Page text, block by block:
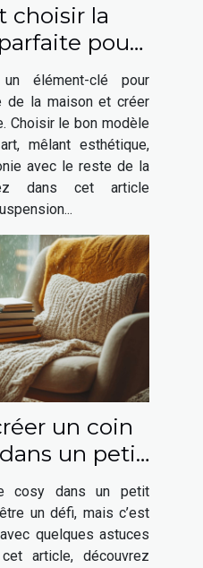
choisir la
pour
de votre
?
élément-clé pour
de la maison et créer
Choisir le bon modèle
mêlant esthétique,
avec le reste de la
dans cet article
un coin
un petit
cosy dans un petit
un défi, mais c’est
quelques astuces
article, découvrez